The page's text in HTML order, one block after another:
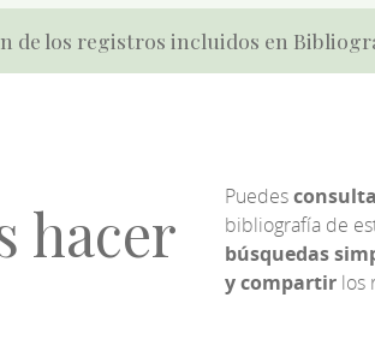
de los registros incluidos en
hacer Puedes
bibliografía de
búsquedas
y compartirlos